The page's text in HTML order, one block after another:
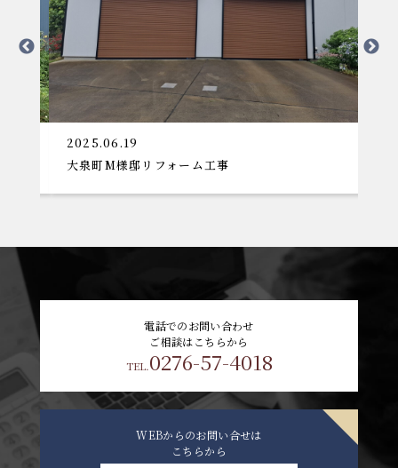
2025.06.19
大泉町M様邸リフォーム工事
電話でのお問い合わせ
ご相談はこちらから
TEL.0276-57-4018
WEBからのお問い合せは
こちらから